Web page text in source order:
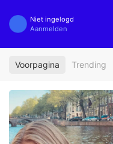
Niet ingelogd
Aanmelden
Voorpagina Trending